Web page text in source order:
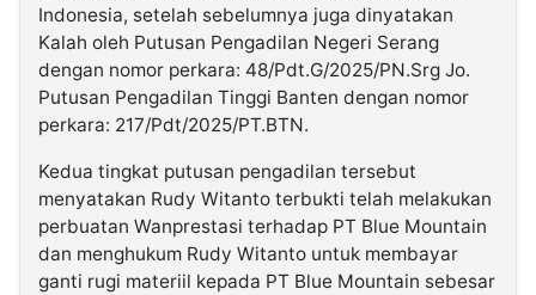
Indonesia, setelah sebelumnya juga dinyatakan
Kalah oleh Putusan Pengadilan Negeri Serang
dengan nomor perkara: 48/Pdt.G/2025/PN.Srg Jo.
Putusan Pengadilan Tinggi Banten dengan nomor
perkara: 217/Pdt/2025/PT.BTN.
Kedua tingkat putusan pengadilan tersebut
menyatakan Rudy Witanto terbukti telah melakukan
perbuatan Wanprestasi terhadap PT Blue Mountain
dan menghukum Rudy Witanto untuk membayar
ganti rugi materiil kepada PT Blue Mountain sebesar